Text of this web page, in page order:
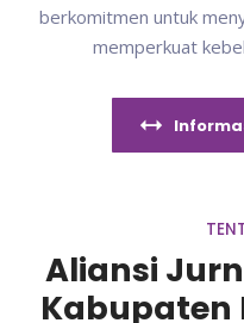
berkomitmen untuk
memperkuat
Aliansi
Kabupaten